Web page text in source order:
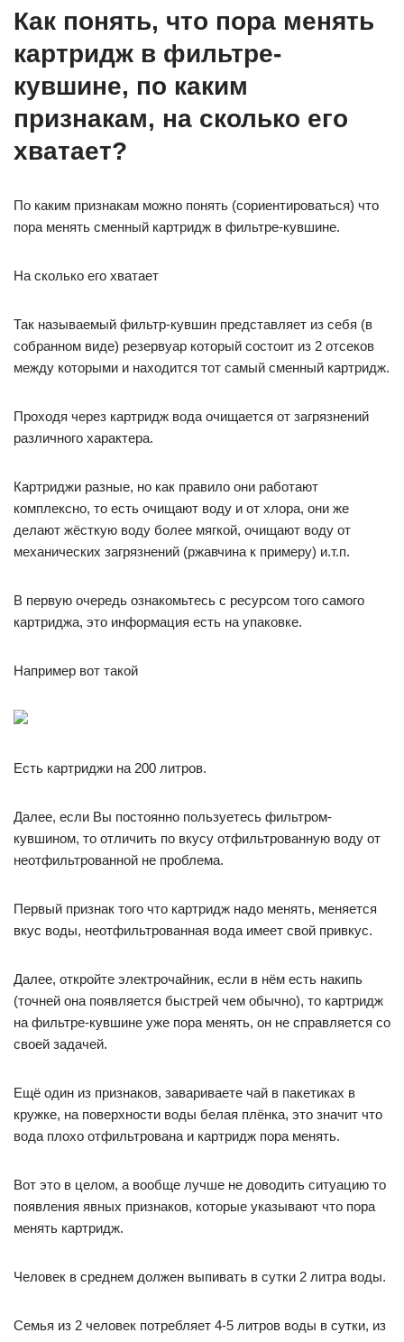
Как понять, что пора менять
картридж в фильтре-
кувшине, по каким
признакам, на сколько его
хватает?
По каким признакам можно понять (сориентироваться) что
пора менять сменный картридж в фильтре-кувшине.
На сколько его хватает
Так называемый фильтр-кувшин представляет из себя (в
собранном виде) резервуар который состоит из 2 отсеков
между которыми и находится тот самый сменный картридж.
Проходя через картридж вода очищается от загрязнений
различного характера.
Картриджи разные, но как правило они работают
комплексно, то есть очищают воду и от хлора, они же
делают жёсткую воду более мягкой, очищают воду от
механических загрязнений (ржавчина к примеру) и.т.п.
В первую очередь ознакомьтесь с ресурсом того самого
картриджа, это информация есть на упаковке.
Например вот такой
Есть картриджи на 200 литров.
Далее, если Вы постоянно пользуетесь фильтром-
кувшином, то отличить по вкусу отфильтрованную воду от
неотфильтрованной не проблема.
Первый признак того что картридж надо менять, меняется
вкус воды, неотфильтрованная вода имеет свой привкус.
Далее, откройте электрочайник, если в нём есть накипь
(точней она появляется быстрей чем обычно), то картридж
на фильтре-кувшине уже пора менять, он не справляется со
своей задачей.
Ещё один из признаков, завариваете чай в пакетиках в
кружке, на поверхности воды белая плёнка, это значит что
вода плохо отфильтрована и картридж пора менять.
Вот это в целом, а вообще лучше не доводить ситуацию то
появления явных признаков, которые указывают что пора
менять картридж.
Человек в среднем должен выпивать в сутки 2 литра воды.
Семья из 2 человек потребляет 4-5 литров воды в сутки, из